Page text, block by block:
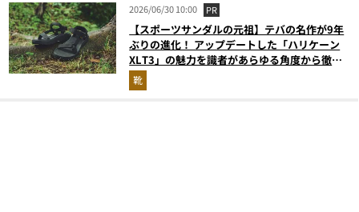
2026/06/30 10:00 PR
【スポーツサンダルの元祖】テバの名作が9年
ぶりの進化！ アップデートした「ハリケーン
XLT3」の魅力を識者があらゆる角度から徹底
解説！
靴